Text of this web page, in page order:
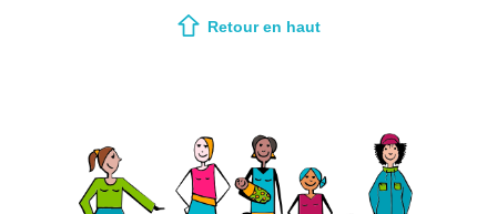
Retour en haut